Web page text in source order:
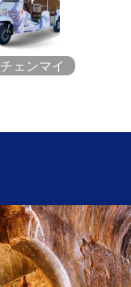
チェンマイ